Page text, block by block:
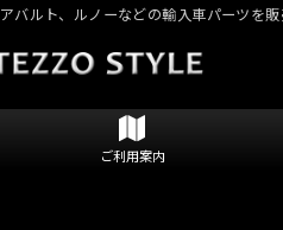
バルト、ルノーなどの輸入車パーツを
ご利用案内